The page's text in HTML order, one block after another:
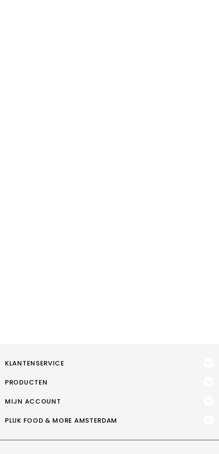
KLANTENSERVICE
PRODUCTEN
MIJN ACCOUNT
PLUK FOOD & MORE AMSTERDAM